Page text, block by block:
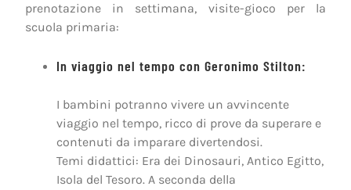
prenotazione in settimana, visite-gioco per la
scuola primaria:
In viaggio nel tempo con Geronimo Stilton:
I bambini potranno vivere un avvincente
viaggio nel tempo, ricco di prove da superare e
contenuti da imparare divertendosi.
Temi didattici: Era dei Dinosauri, Antico Egitto,
Isola del Tesoro. A seconda della